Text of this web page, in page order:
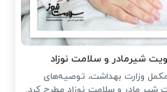
شیرمادر و سلامت نوزاد
وزارت بهداشت، توصیه‌های